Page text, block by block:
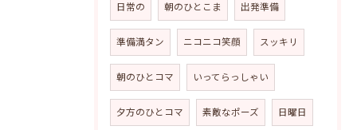
日常の 朝のひとこま 出発準備
準備満タン ニコニコ笑顔 スッキリ
朝のひとコマ いってらっしゃい
夕方のひとコマ 素敵なポーズ 日曜日